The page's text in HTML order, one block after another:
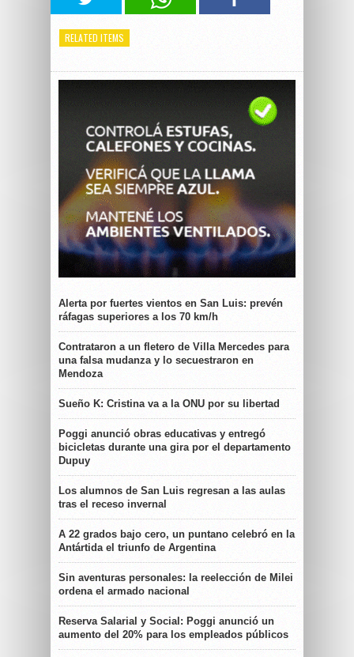
RELATED ITEMS
Alerta por fuertes vientos en San Luis: prevén
ráfagas superiores a los 70 km/h
Contrataron a un fletero de Villa Mercedes para
una falsa mudanza y lo secuestraron en
Mendoza
Sueño K: Cristina va a la ONU por su libertad
Poggi anunció obras educativas y entregó
bicicletas durante una gira por el departamento
Dupuy
Los alumnos de San Luis regresan a las aulas
tras el receso invernal
A 22 grados bajo cero, un puntano celebró en la
Antártida el triunfo de Argentina
Sin aventuras personales: la reelección de Milei
ordena el armado nacional
Reserva Salarial y Social: Poggi anunció un
aumento del 20% para los empleados públicos